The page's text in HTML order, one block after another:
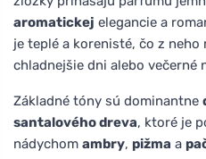
aromatickej elegancie a
je teplé a korenisté, čo z
chladnejšie dni alebo večerné
Základné tóny sú dominantne
santalového dreva, ktoré je
nádychom ambry, pižma a